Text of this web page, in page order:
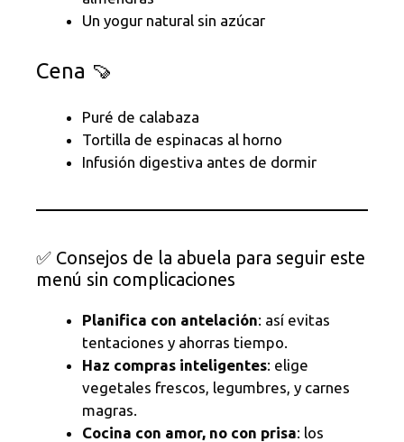
Un yogur natural sin azúcar
Cena 🍠
Puré de calabaza
Tortilla de espinacas al horno
Infusión digestiva antes de dormir
✅ Consejos de la abuela para seguir este
menú sin complicaciones
Planifica con antelación: así evitas
tentaciones y ahorras tiempo.
Haz compras inteligentes: elige
vegetales frescos, legumbres, y carnes
magras.
Cocina con amor, no con prisa: los